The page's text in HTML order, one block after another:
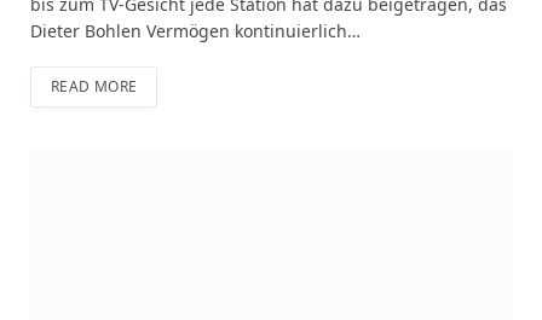
Dieter Bohlen Vermögen kontinuierlich…
READ MORE